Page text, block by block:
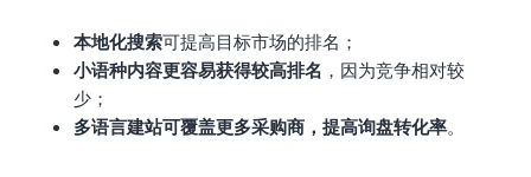
本地化搜索可提高目标市场的排名；
小语种内容更容易获得较高排名 ，因为竞争相对较
少；
多语言建站可覆盖更多采购商，提高询盘转化率。